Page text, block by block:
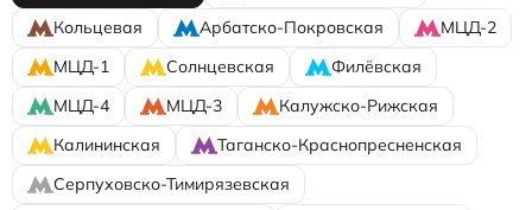
Кольцевая
Арбатско-Покровская
МЦД-2
МЦД-1
Солнцевская
Филёвская
МЦД-4
МЦД-3
Калужско-Рижская
Калининская
Таганско-Краснопресненская
Серпуховско-Тимирязевская